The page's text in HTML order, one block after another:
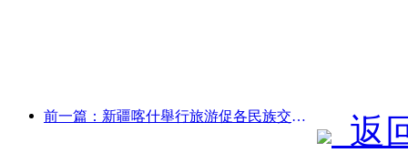
前一篇：新疆喀什舉行旅游促各民族交流推廣活動 返